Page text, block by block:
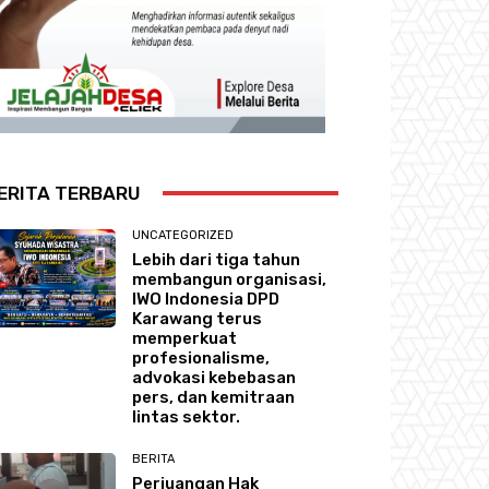
TERBARU
UNCATEGORIZED
Lebih dari tiga tahun
membangun organisasi,
IWO Indonesia DPD
Karawang terus
memperkuat
profesionalisme,
advokasi kebebasan
pers, dan kemitraan
lintas sektor.
BERITA
Perjuangan Hak